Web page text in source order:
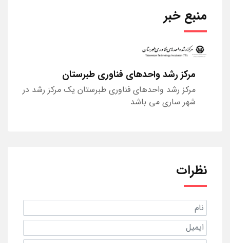
منبع خبر
مرکز رشد واحدهای فناوری طبرستان
مرکز رشد واحدهای فناوری طبرستان یک مرکز رشد در
شهر ساری می باشد
نظرات